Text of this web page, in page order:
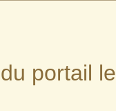
portail